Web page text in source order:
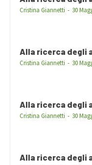
Cristina Giannetti - 30
Alla ricerca degli
Cristina Giannetti - 30
Alla ricerca degli
Cristina Giannetti - 30
Alla ricerca degli